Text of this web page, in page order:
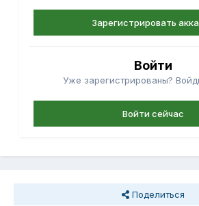
Зарегистрировать
Войти
Уже зарегистрированы?
Войти сейчас
Поделиться